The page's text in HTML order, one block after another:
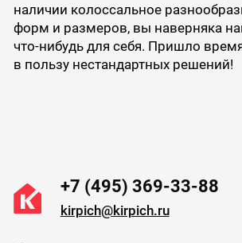
наличии колоссальное
форм и размеров, вы наверняка
что-нибудь для себя. Пришло
в пользу нестандартных решений!
+7 (495) 369-33-88
kirpich@kirpich.ru